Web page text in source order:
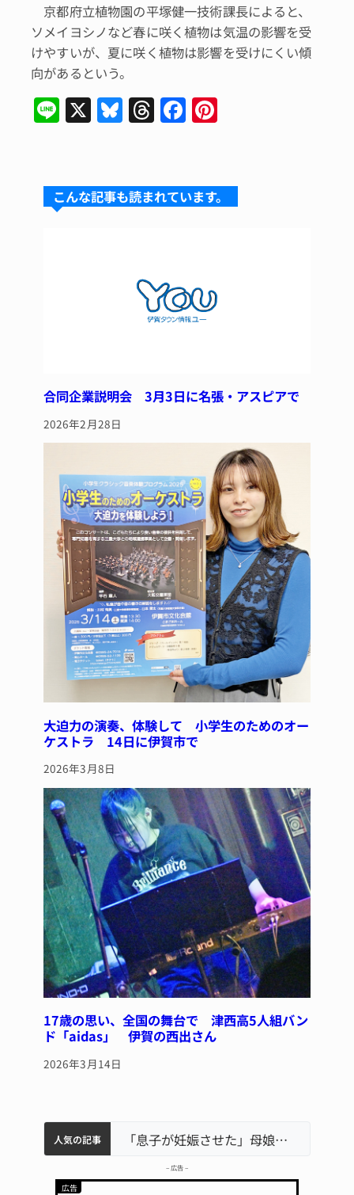
京都府立植物園の平塚健一技術課長によると、
ソメイヨシノなど春に咲く植物は気温の影響を受
けやすいが、夏に咲く植物は影響を受けにくい傾
向があるという。
Li
n
X Bl
u
s
k
T
hr
a
d
F
a
e
b
k
re
st
こんな記事も読まれています。
合同企業説明会 3月3日に名張・アスピアで
2026年2月28日
大迫力の演奏、体験して 小学生のためのオー
ケストラ 14日に伊賀市で
2026年3月8日
17歳の思い、全国の舞台で 津西高5人組バン
ド「aidas」 伊賀の西出さん
2026年3月14日
人気の記事
名張市水道料金47％値上げへ 答申案、審議会で大筋まとまる
中学校の陶壁モニュメント 地元建設会社がボランティアで清掃 伊賀名張市立病院のDMAT、熊本地震の被災地へ 能登以来3回目の派遣 「息子が妊娠させた」母娘だまされ400万円詐欺被害 名張
– 広告 –